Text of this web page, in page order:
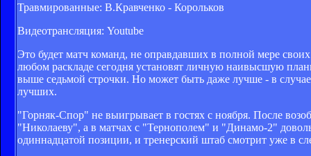
Травмированные: В.Кравченко - Корольков
Видеотрансляция: Youtube
Это будет матч команд, не оправдавших в полной мере
любом раскладе сегодня установят личную наивысшую
выше седьмой строчки. Но может быть даже лучше - в
лучших.
"Горняк-Спор" не выигрывает в гостях с ноября. После
"Николаеву", а в матчах с "Тернополем" и "Динамо-2"
одиннадцатой позиции, и тренерский штаб смотрит уже в